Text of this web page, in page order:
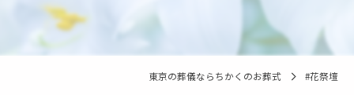
東京の葬儀ならちかくのお葬式 #花祭壇